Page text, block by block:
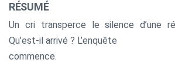
RÉSUMÉ
Un cri transperce le silence d’une
Qu’est-il arrivé ? L’enquête
commence.